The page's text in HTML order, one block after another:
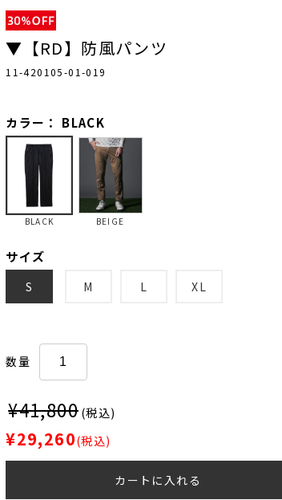
▼【RD】防風パンツ
11-420105-01-019
カラー： BLACK
BLACK BEIGE
サイズ
S M L XL
数量
¥41,800 (税込)
¥29,260(税込)
カートに入れる